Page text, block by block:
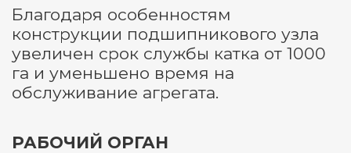
Благодаря особенностям
конструкции подшипникового узла
увеличен срок службы катка от 1000
га и уменьшено время на
обслуживание агрегата.
РАБОЧИЙ ОРГАН